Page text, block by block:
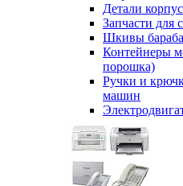
Детали
Запчасти для
Шкивы
Контейнеры
порошка)
Ручки и
машин